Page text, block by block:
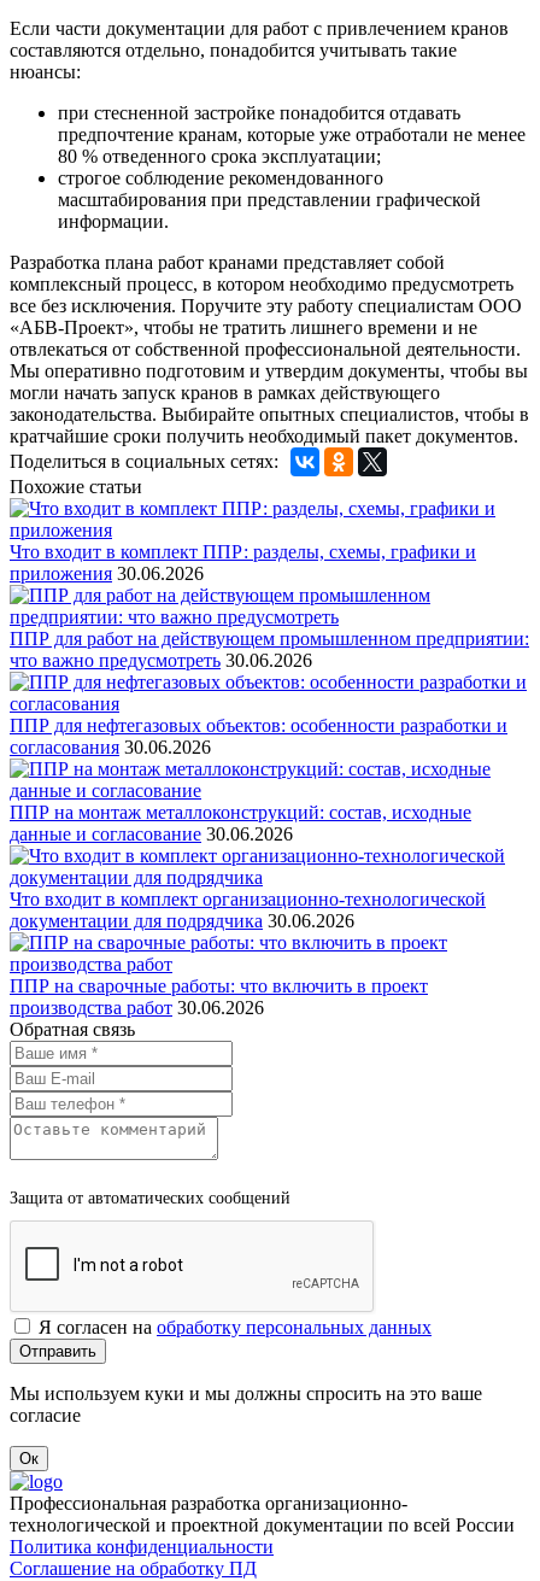
Если части документации для работ с привлечением кранов
составляются отдельно, понадобится учитывать такие
нюансы:
при стесненной застройке понадобится отдавать
предпочтение кранам, которые уже отработали не менее
80 % отведенного срока эксплуатации;
строгое соблюдение рекомендованного
масштабирования при представлении графической
информации.
Разработка плана работ кранами представляет собой
комплексный процесс, в котором необходимо предусмотреть
все без исключения. Поручите эту работу специалистам ООО
«АБВ-Проект», чтобы не тратить лишнего времени и не
отвлекаться от собственной профессиональной деятельности.
Мы оперативно подготовим и утвердим документы, чтобы вы
могли начать запуск кранов в рамках действующего
законодательства. Выбирайте опытных специалистов, чтобы в
кратчайшие сроки получить необходимый пакет документов.
Поделиться в социальных сетях:
Похожие статьи
Что входит в комплект ППР: разделы, схемы, графики и
приложения 30.06.2026
ППР для работ на действующем промышленном предприятии:
что важно предусмотреть 30.06.2026
ППР для нефтегазовых объектов: особенности разработки и
согласования 30.06.2026
ППР на монтаж металлоконструкций: состав, исходные
данные и согласование 30.06.2026
Что входит в комплект организационно-технологической
документации для подрядчика 30.06.2026
ППР на сварочные работы: что включить в проект
производства работ 30.06.2026
Обратная связь
Защита от автоматических сообщений
Я согласен на обработку персональных данных
Мы используем куки и мы должны спросить на это ваше
согласие
Ок
Профессиональная разработка организационно-
технологической и проектной документации по всей России
Политика конфиденциальности
Соглашение на обработку ПД